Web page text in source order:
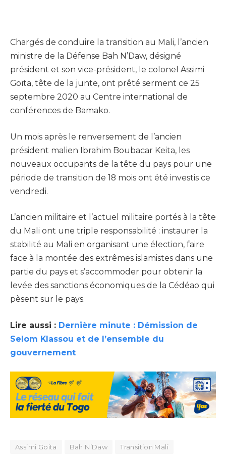
Chargés de conduire la transition au Mali, l’ancien
ministre de la Défense Bah N’Daw, désigné
président et son vice-président, le colonel Assimi
Goïta, tête de la junte, ont prêté serment ce 25
septembre 2020 au Centre international de
conférences de Bamako.
Un mois après le renversement de l’ancien
président malien Ibrahim Boubacar Keita, les
nouveaux occupants de la tête du pays pour une
période de transition de 18 mois ont été investis ce
vendredi.
L’ancien militaire et l’actuel militaire portés à la tête
du Mali ont une triple responsabilité : instaurer la
stabilité au Mali en organisant une élection, faire
face à la montée des extrêmes islamistes dans une
partie du pays et s’accommoder pour obtenir la
levée des sanctions économiques de la Cédéao qui
pèsent sur le pays.
Lire aussi : Dernière minute : Démission de
Selom Klassou et de l’ensemble du
gouvernement
Assimi Goita Bah N’Daw Transition Mali